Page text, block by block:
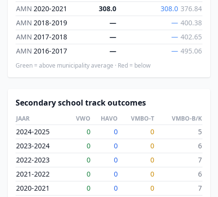
AMN 2020-2021 308.0 308.0 376.84
AMN 2018-2019 — — 400.38
AMN 2017-2018 — — 402.65
AMN 2016-2017 — — 495.06
Green = above municipality average · Red = below
Secondary school track outcomes
JAAR VWO HAVO VMBO-T VMBO-B/K
2024-2025 0 0 0
5
2023-2024
0 0 0
6
2022-2023
0 0 0
7
2021-2022
0 0 0
6
2020-2021
0 0 0
7